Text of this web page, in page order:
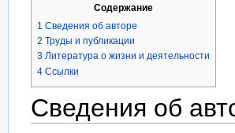
Содержание
1 Сведения об авторе
2 Труды и публикации
3 Литература о жизни и деятельности
4 Ссылки
Сведения об